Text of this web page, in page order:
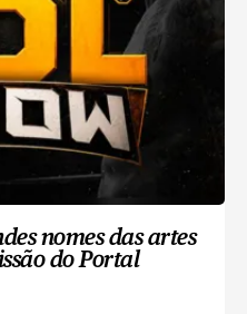
nomes das artes
do Portal